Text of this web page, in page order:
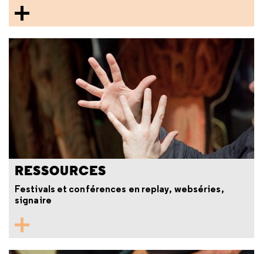
RESSOURCES
Festivals et conférences en replay, webséries,
signaire­